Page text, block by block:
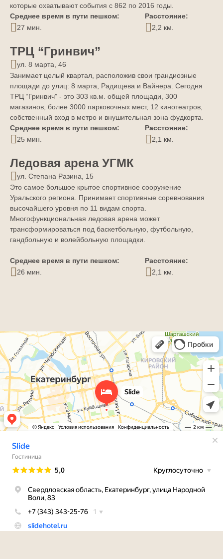
которые охватывают события с 862 по 2016 годы.
Среднее время в пути пешком:
27 мин.
Расстояние:
2,2 км.
ТРЦ “Гринвич”
ул. 8 марта, 46
Занимает целый квартал, расположив свои грандиозные
площади до улиц: 8 марта, Радищева и Вайнера. Сегодня
ТРЦ “Гринвич” - это 303 кв.м. общей площади, 300
магазинов, более 3000 парковочных мест, 12 кинотеатров,
собственный вход в метро и внушительная зона фудкорта.
Среднее время в пути пешком:
25 мин.
Расстояние:
2,1 км.
Ледовая арена УГМК
ул. Степана Разина, 15
Это самое большое крытое спортивное сооружение
Уральского региона. Принимает спортивные соревнования
высочайшего уровня по 11 видам спорта.
Многофункциональная ледовая арена может
трансформироваться под баскетбольную, футбольную,
гандбольную и волейбольную площадки.
Среднее время в пути пешком:
26 мин.
Расстояние:
2,1 км.